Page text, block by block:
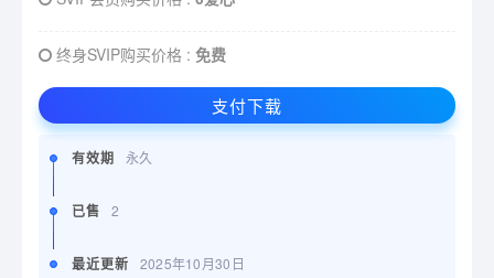
终身SVIP购买价格 : 免费
支付下载
有效期 永久
已售 2
最近更新 2025年10月30日